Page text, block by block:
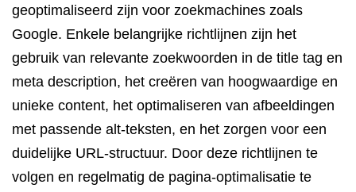
geoptimaliseerd zijn voor zoekmachines zoals
Google. Enkele belangrijke richtlijnen zijn het
gebruik van relevante zoekwoorden in de title tag en
meta description, het creëren van hoogwaardige en
unieke content, het optimaliseren van afbeeldingen
met passende alt-teksten, en het zorgen voor een
duidelijke URL-structuur. Door deze richtlijnen te
volgen en regelmatig de pagina-optimalisatie te